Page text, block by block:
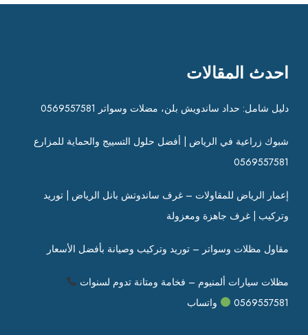
احدث المقالات
دليل شامل: حداد ساندويش بلن، مضلات وسواتر 0569557581
شبوك زراعية في الرياض | أفضل حلول التسييج والحماية للمزارع
0569557581
إعمار الرياض للمقاولات – غرف ساندوتش بانل الرياض | توريد
وتركيب | غرف جاهزة ومعزولة
مقاول مظلات وسواتر – توريد وتركيب وصيانة بأفضل الأسعار
مظلات سيارات ألمنيوم – فخامة ومتانة تدوم لسنوات
0569557581
واتساب